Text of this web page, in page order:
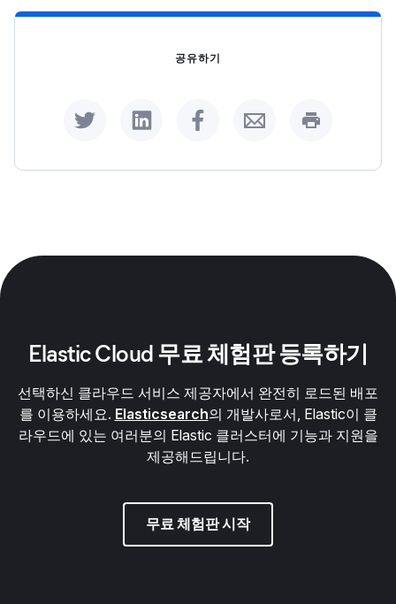
공유하기
Share on TwitterShare on LinkedIn
Share on Facebook
Share by Email
Print this
Elastic Cloud 무료 체험판 등록하기
선택하신 클라우드 서비스 제공자에서 완전히 로드된 배포
를 이용하세요. Elasticsearch의 개발사로서, Elastic이 클
라우드에 있는 여러분의 Elastic 클러스터에 기능과 지원을
제공해드립니다.
무료 체험판 시작